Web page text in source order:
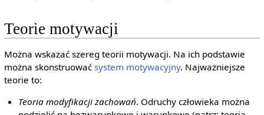
Teorie motywacji
Można wskazać szereg teorii motywacji. Na ich podstawie
można skonstruować system motywacyjny. Najważniejsze
teorie to:
Teoria modyfikacji zachowań. Odruchy człowieka można